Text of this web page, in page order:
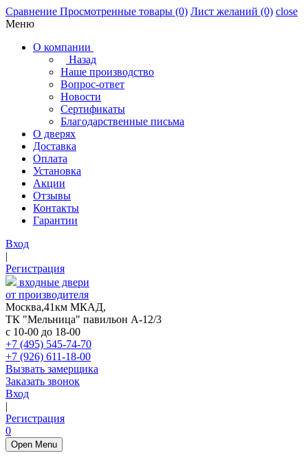
Сравнение Просмотренные товары (0) Лист желаний (0) close
Меню
О компании
Назад
Наше производство
Вопрос-ответ
Новости
Сертификаты
Благодарственные письма
О дверях
Доставка
Оплата
Установка
Акции
Отзывы
Контакты
Гарантии
Вход
|
Регистрация
входные двери
от производителя
Москва,41км МКАД,
ТК "Мельница" павильон А-12/3
с 10-00 до 18-00
+7 (495) 545-74-70
+7 (926) 611-18-00
Вызвать замерщика
Заказать звонок
Вход
|
Регистрация
0
Open Menu